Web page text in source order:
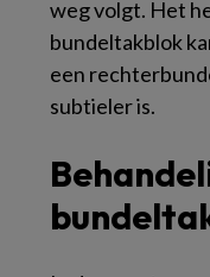
weg volgt. Het
bundeltakblok
een
subtieler is.